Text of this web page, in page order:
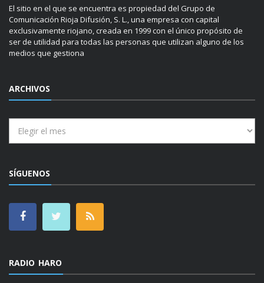
El sitio en el que se encuentra es propiedad del Grupo de
Comunicación Rioja Difusión, S. L., una empresa con capital
exclusivamente riojano, creada en 1999 con el único propósito de
ser de utilidad para todas las personas que utilizan alguno de los
medios que gestiona
ARCHIVOS
SÍGUENOS
RADIO HARO